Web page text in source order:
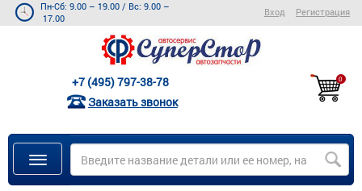
Пн-Сб: 9.00 – 19.00 / Вс: 9.00 –
17.00
Вход Регистрация
+7 (495) 797-38-78
Заказать звонок
0